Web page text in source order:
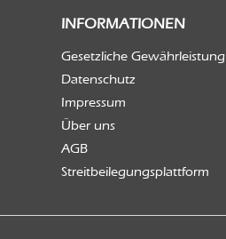
INFORMATIONEN
Gesetzliche Gewährleistung
Datenschutz
Impressum
Über uns
AGB
Streitbeilegungsplattform